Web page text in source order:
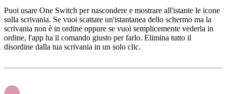
Puoi usare One Switch per nascondere e mostrare all'istante le icone
sulla scrivania. Se vuoi scattare un'istantanea dello schermo ma la
scrivania non è in ordine oppure se vuoi semplicemente vederla in
ordine, l'app ha il comando giusto per farlo. Elimina tutto il
disordine dalla tua scrivania in un solo clic.